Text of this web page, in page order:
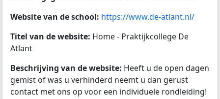
Website van de school: https://www.de-atlant.nl/
Titel van de website: Home - Praktijkcollege De
Atlant
Beschrijving van de website: Heeft u de open dagen
gemist of was u verhinderd neemt u dan gerust
contact met ons op voor een individuele rondleiding!